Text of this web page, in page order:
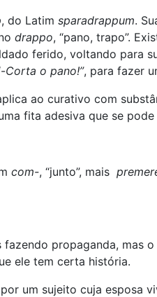
, do Latim sparadrappum.
drappo, “pano, trapo”.
ferido, voltando para
Corta o pano!”, para fazer
ao curativo com
fita adesiva que se
com-, “junto”, mais
propaganda, mas
ele tem certa história.
um sujeito cuja esposa